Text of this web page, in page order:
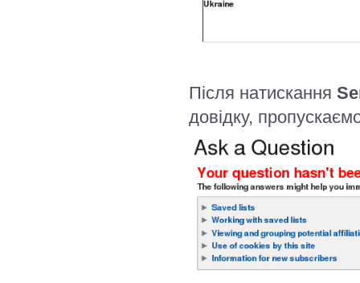
Після натискання
довідку,